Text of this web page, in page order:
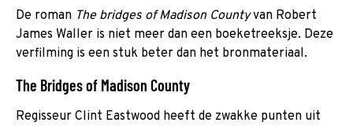
De roman The bridges of Madison Countyvan Robert
James Waller is niet meer dan een boeketreeksje. Deze
verfilming is een stuk beter dan het bronmateriaal.
The Bridges of Madison County
Regisseur Clint Eastwood heeft de zwakke punten uit